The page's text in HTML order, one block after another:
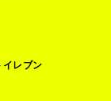
レブン